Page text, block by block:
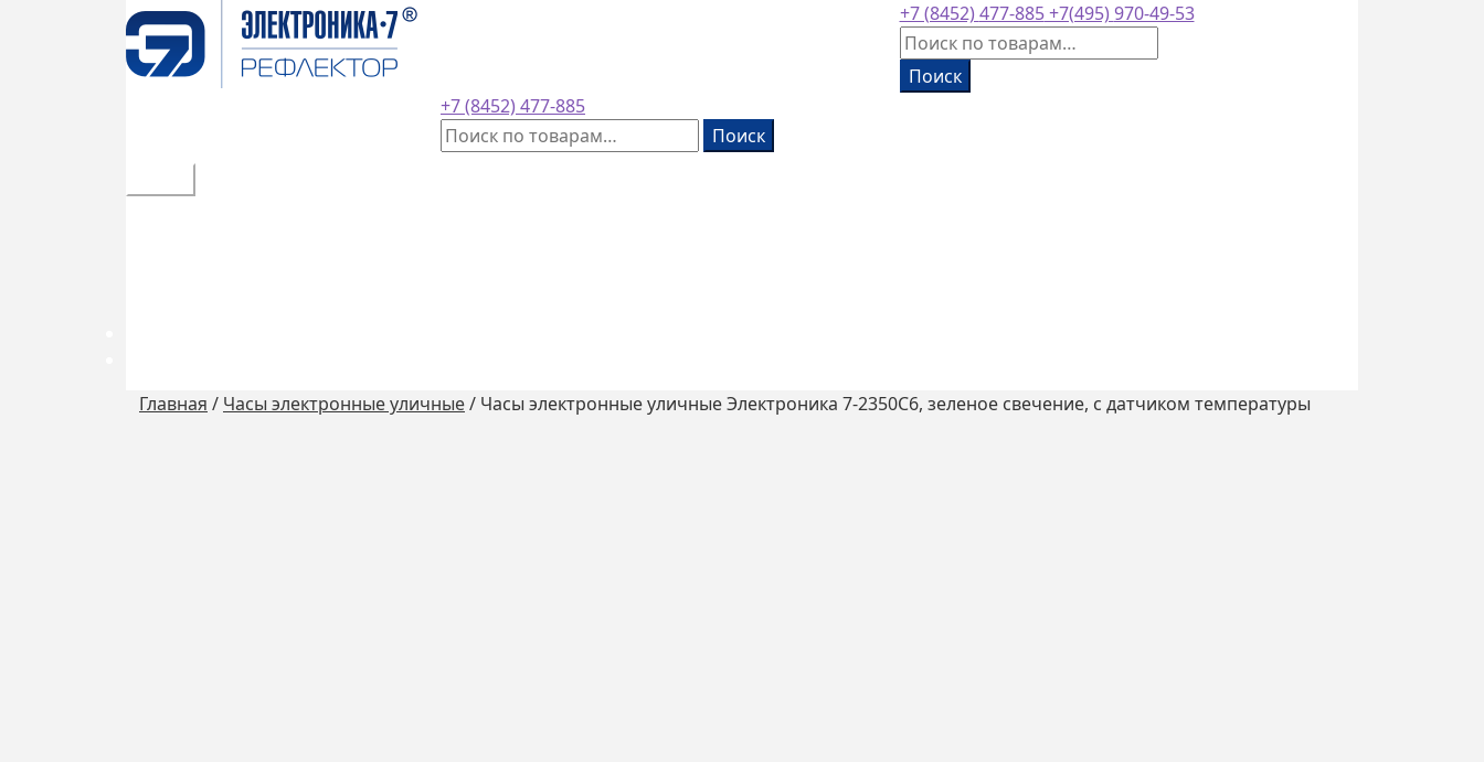
+7 (8452) 477-885+7(495) 970-49-53
Искать:
Поиск
+7 (8452) 477-885
Искать:
Поиск
Главная / Часы электронные уличные/ Часы электронные уличные Электроника 7-2350С6, зеленое свечение, с датчиком температуры